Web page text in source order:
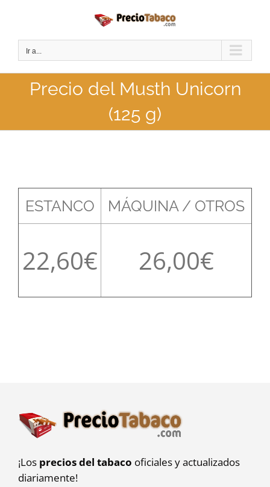
contenido
Ir a...
Precio del Musth Unicorn
(125 g)
ESTANCO MÁQUINA / OTROS
22,60 26,00
¡Los precios del tabaco oficiales y actualizados
diariamente!